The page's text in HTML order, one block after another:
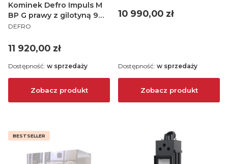
Kominek Defro Impuls M
BP G prawy z gilotyną 9
kW
PRODUCENT
DEFRO
Cena
11 920,00 zł
Zobacz produkt
Dostępność: w sprzedaży
Cena
10 990,00 zł
Zobacz produkt
Dostępność: w sprzedaży
BESTSELLER